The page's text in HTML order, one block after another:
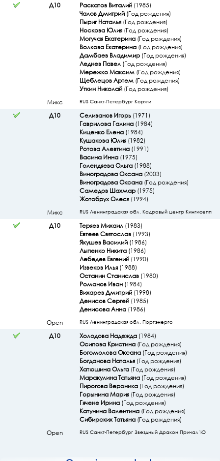
Д10
Микс
Раскатов Виталий(1985)
Чалов Дмитрий(Год рождения)
Пыриг Наталья(Год рождения)
Носкова Юлия(Год рождения)
Могучая Екатерина(Год рождения)
Волкова Екатерина(Год рождения)
Дамбаев Владимир(Год рождения)
Леднев Павел(Год рождения)
Мережко Максим(Год рождения)
Щеблецов Артем(Год рождения)
Уткин Николай(Год рождения)
RUS Санкт-Петербург Коряги
Д10
Микс
Селиванов Игорь(1971)
Гаврилова Галина(1984)
Киценко Елена(1984)
Кушакова Юлия(1982)
Ротова Алевтина(1991)
Васина Инна(1975)
Голендяева Ольга(1988)
Виноградова Оксана(2003)
Виноградова Оксана(Год рождения)
Самедов Шахмар(1975)
Жотобрух Олеся(1994)
RUS Ленинградская обл. Кадровый центр Кингисепп
Д10
Open
Теряев Михаил(1983)
Евтеев Святослав(1993)
Якушев Василий(1986)
Лыпенко Никита(1986)
Лебедев Евгений(1990)
Извеков Илья(1988)
Останин Станислав(1980)
Романов Иван(1984)
Вихарев Дмитрий(1998)
Денисов Сергей(1985)
Денисова Анна(1986)
RUS Ленинградская обл. Портэнерго
Д10
Open
Холодова Надежда(1984)
Осипова Кристина(Год рождения)
Богомолова Оксана(Год рождения)
Богданова Наталья(Год рождения)
Хатюшина Ольга(Год рождения)
Маракулина Татьяна(Год рождения)
Пирогова Вероника (Год рождения)
Горынина Мария(Год рождения)
Гячене Ирина(Год рождения)
Катунина Валентина(Год рождения)
Сибирских Татьяна(Год рождения)
RUS Санкт-Петербург Звездный Дракон Причал’Ю